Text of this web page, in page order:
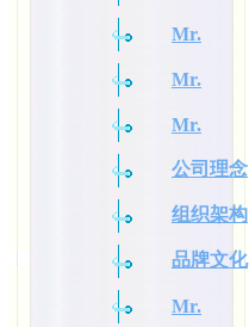
Mr.
Mr.
Mr.
公司理念
组织架构
品牌文化
Mr.